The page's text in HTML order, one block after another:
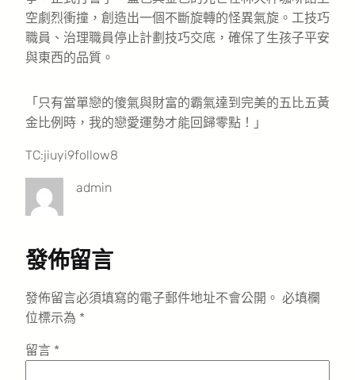
空劇烈衝撞，創造出一個不斷旋轉的怪異氣旋。工技巧
職員、治理職員停止計劃技巧交底，確保了生孩子平安
與東西的品質。
「只有當單戀的傻氣與財富的霸氣達到完美的五比五黃
金比例時，我的戀愛運勢才能回歸零點！」
TC:jiuyi9follow8
admin
發佈留言
發佈留言必須填寫的電子郵件地址不會公開。 必填欄
位標示為 *
留言 *